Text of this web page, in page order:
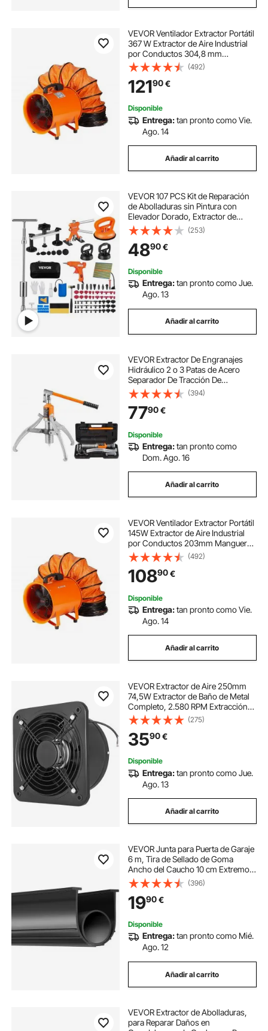
VEVOR Ventilador Extractor Portátil
367 W Extractor de Aire Industrial
por Conductos 304,8 mm
Manguera de Extracción 5 m
Volumen de Aire 2574 CFM
Extractor de Aire para Extraer
Polvo, Trabajo en Casa
(492)
12190€
Disponible
Entrega:tan pronto como Vie.
Ago. 14
Añadir al carrito
VEVOR 107 PCS Kit de Reparación
de Abolladuras sin Pintura con
Elevador Dorado, Extractor de
Puente, Martillo Deslizante
Extractor de Abolladuras Ventosa
Extractor de Abolladuras para
Automóviles
(253)
4890€
Disponible
Entrega:tan pronto como Jue.
Ago. 13
Añadir al carrito
VEVOR Extractor De Engranajes
Hidráulico 2 o 3 Patas de Acero
Separador De Tracción De
Rodamientos Capacidad de
Tracción 15 T Extractor de Cojinetes
Extensión de 304,8 mm para
Desmontaje de Engranajes
(394)
7790€
Disponible
Entrega:tan pronto como
Dom. Ago. 16
Añadir al carrito
VEVOR Ventilador Extractor Portátil
145W Extractor de Aire Industrial
por Conductos 203mm Manguera
de Extracción 10m Volumen de Aire
1020CFM Extractor de Aire para
Extraer Polvo, Humo, Trabajo en
Casa
(492)
10890€
Disponible
Entrega:tan pronto como Vie.
Ago. 14
Añadir al carrito
VEVOR Extractor de Aire 250mm
74,5W Extractor de Baño de Metal
Completo, 2.580 RPM Extracción
de Aire, Volumen de Aire 1680 m³ /
h, Ventilador de Escape Ruido
60dBA para Cocina Baño
(275)
3590€
Disponible
Entrega:tan pronto como Jue.
Ago. 13
Añadir al carrito
VEVOR Junta para Puerta de Garaje
6 m, Tira de Sellado de Goma
Ancho del Caucho 10 cm Extremo
en T para Evitar Penetración del
Viento, Lluvia, Lámina, Puerta
Seccional y Basculante, Almacén de
Fábrica
(396)
1990€
Disponible
Entrega:tan pronto como Mié.
Ago. 12
Añadir al carrito
VEVOR Extractor de Abolladuras,
para Reparar Daños en